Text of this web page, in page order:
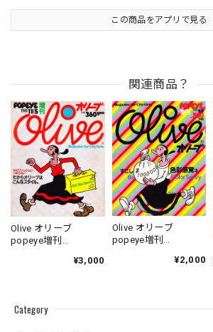
Category
この商品をアプリで見る
関連商品？
Olive オリーブ
popeye増刊
¥3,000
Olive オリーブ
popeye増刊
¥2,000